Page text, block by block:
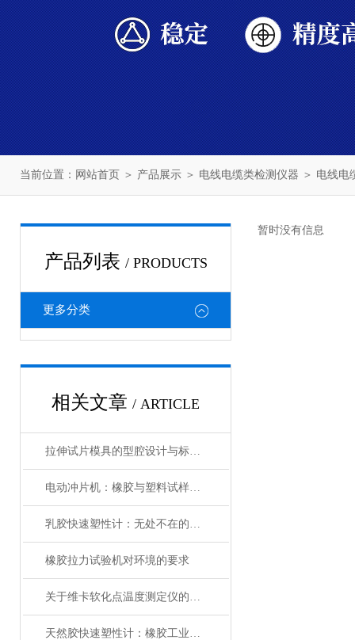
当前位置： 网站首页 ＞ 产品展示 ＞ 电线电缆类检测仪器 ＞ 电线电
产品列表 / PRODUCTS
更多分类
相关文章 / ARTICLE
拉伸试片模具的型腔设计与标准试样制备技术分析
电动冲片机：橡胶与塑料试样标准化制备的自动化设备
乳胶快速塑性计：无处不在的精准测量利器
橡胶拉力试验机对环境的要求
关于维卡软化点温度测定仪的相关知识点介绍
天然胶快速塑性计：橡胶工业的“品质显微镜”
暂时没有信息